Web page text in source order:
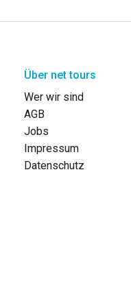
Über net tours
Wer wir sind
AGB
Jobs
Impressum
Datenschutz